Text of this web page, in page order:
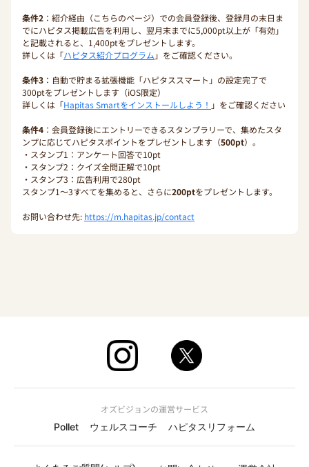
条件2 ：紹介経由（こちらのページ）での会員登録後、登録月の末日ま
でにハピタス掲載広告を利用し、翌月末までに5,000pt以上が「有効」
と記載されると、1,400ptをプレゼントします。
詳しくは「ハピタス紹介プログラム 」をご確認ください。
条件3 ：自動で貯まる拡張機能「ハピタススマート」の設定完了で
300ptをプレゼントします（iOS限定）
詳しくは「Hapitas Smartをインストールしよう！ 」をご確認ください
条件4 ：会員登録後にエントリーできるスタンプラリーで、集めたスタ
ンプに応じてハピタスポイントをプレゼントします（500pt）。
・スタンプ1：アンケート回答で10pt
・スタンプ2：クイズ全問正解で10pt
・スタンプ3：広告利用で280pt
スタンプ1〜3すべてを集めると、さらに200ptをプレゼントします。
お問い合わせ先: https://m.hapitas.jp/contact
オズビジョンの運営サービス
Pollet
ウェルスコーチ ハピタスリフォーム